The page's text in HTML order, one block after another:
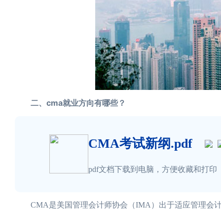
二、cma就业方向有哪些？
CMA考试新纲.pdf
pdf文档下载到电脑，方便收藏和打印
CMA是美国管理会计师协会（IMA）出于适应管理会计